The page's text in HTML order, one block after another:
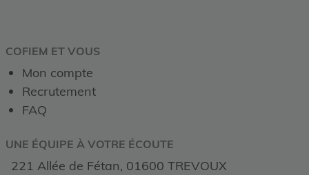
COFIEM ET VOUS
Mon compte
Recrutement
FAQ
UNE ÉQUIPE À VOTRE ÉCOUTE
221 Allée de Fétan, 01600 TREVOUX